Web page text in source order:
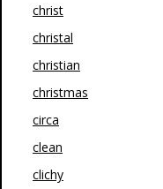
christ
christal
christian
christmas
circa
clean
clichy